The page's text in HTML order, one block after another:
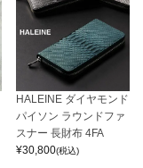
HALEINE ダイヤモンド
パイソン ラウンドファ
スナー 長財布 4FA
¥30,800(税込)